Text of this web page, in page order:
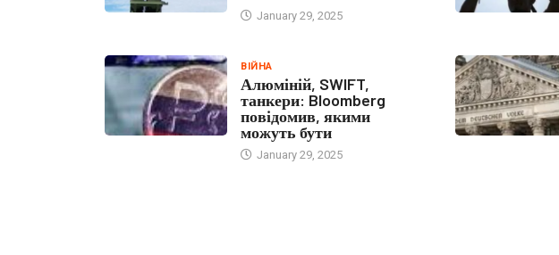
January 29, 2025
ВІЙНА
Алюміній, SWIFT,
танкери: Bloomberg
повідомив, якими
можуть бути
January 29, 2025